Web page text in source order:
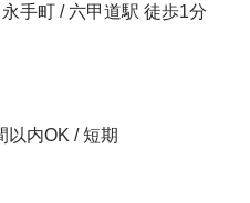
手町 / 六甲道駅 徒歩1分
以内OK / 短期